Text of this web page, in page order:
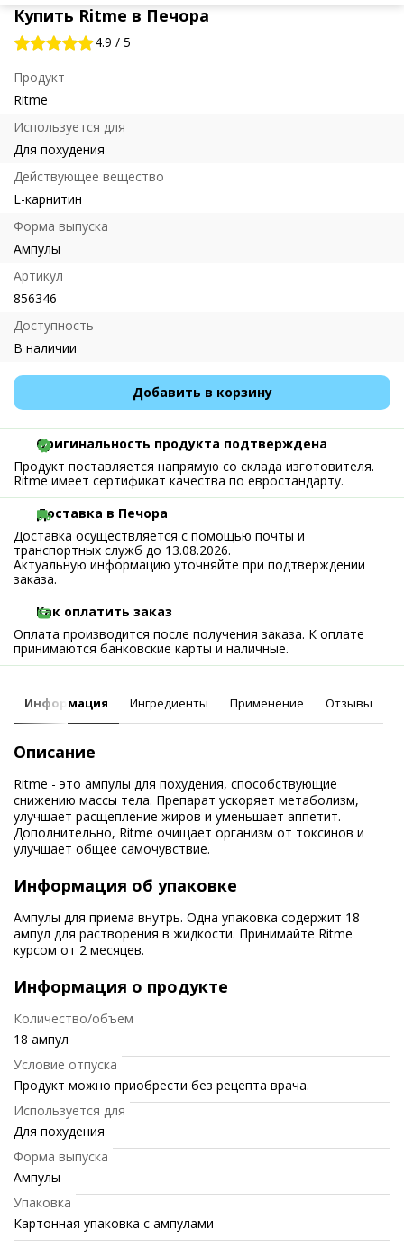
Купить Ritme в Печора
4.9 / 5
Продукт
Ritme
Используется для
Для похудения
Действующее вещество
L-карнитин
Форма выпуска
Ампулы
Артикул
856346
Доступность
В наличии
Добавить в корзину
Оригинальность продукта подтверждена
Продукт поставляется напрямую со склада изготовителя.
Ritme имеет сертификат качества по евростандарту.
Доставка в Печора
Доставка осуществляется с помощью почты и
транспортных служб до 13.08.2026.
Актуальную информацию уточняйте при подтверждении
заказа.
Как оплатить заказ
Оплата производится после получения заказа. К оплате
принимаются банковские карты и наличные.
Информация Ингредиенты Применение Отзывы
Описание
Ritme - это ампулы для похудения, способствующие
снижению массы тела. Препарат ускоряет метаболизм,
улучшает расщепление жиров и уменьшает аппетит.
Дополнительно, Ritme очищает организм от токсинов и
улучшает общее самочувствие.
Информация об упаковке
Ампулы для приема внутрь. Одна упаковка содержит 18
ампул для растворения в жидкости. Принимайте Ritme
курсом от 2 месяцев.
Информация о продукте
Количество/объем
18 ампул
Условие отпуска
Продукт можно приобрести без рецепта врача.
Используется для
Для похудения
Форма выпуска
Ампулы
Упаковка
Картонная упаковка с ампулами